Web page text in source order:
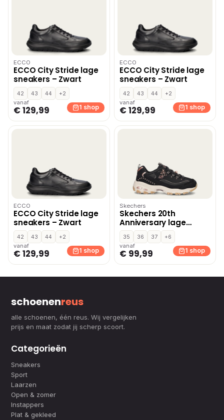
ECCO
ECCO City Stride lage
sneakers – Zwart
42 43 44
+2
vanaf
€ 129,99 1 shop
ECCO
ECCO City Stride lage
sneakers – Zwart
42 43 44
+2
vanaf
€ 129,99 1 shop
ECCO
ECCO City Stride lage
sneakers – Zwart
42 43 44
+2
vanaf
€ 129,99 1 shop
Skechers
Skechers 20th
Anniversary lage
sneakers – Zwart
35 36 37
+6
vanaf
€ 99,99 1 shop
schoenenreus
alle schoenen, één reus. Wij vergelijken
prijs en maat zodat jij scherp scoort.
Categorieën
Sneakers
Sport
Laarzen
Open & zomer
Instappers
Plat & gekleed